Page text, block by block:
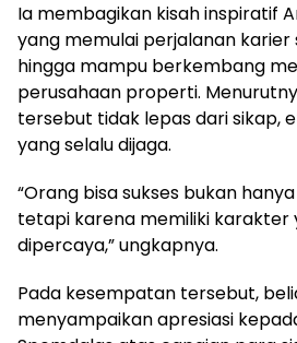
Ia membagikan kisah inspiratif
yang memulai perjalanan
hingga mampu berkembang
perusahaan properti.
tersebut tidak lepas dari sikap,
yang selalu dijaga.
“Orang bisa sukses bukan
tetapi karena memiliki karakter
dipercaya,” ungkapnya.
Pada kesempatan tersebut,
menyampaikan apresiasi